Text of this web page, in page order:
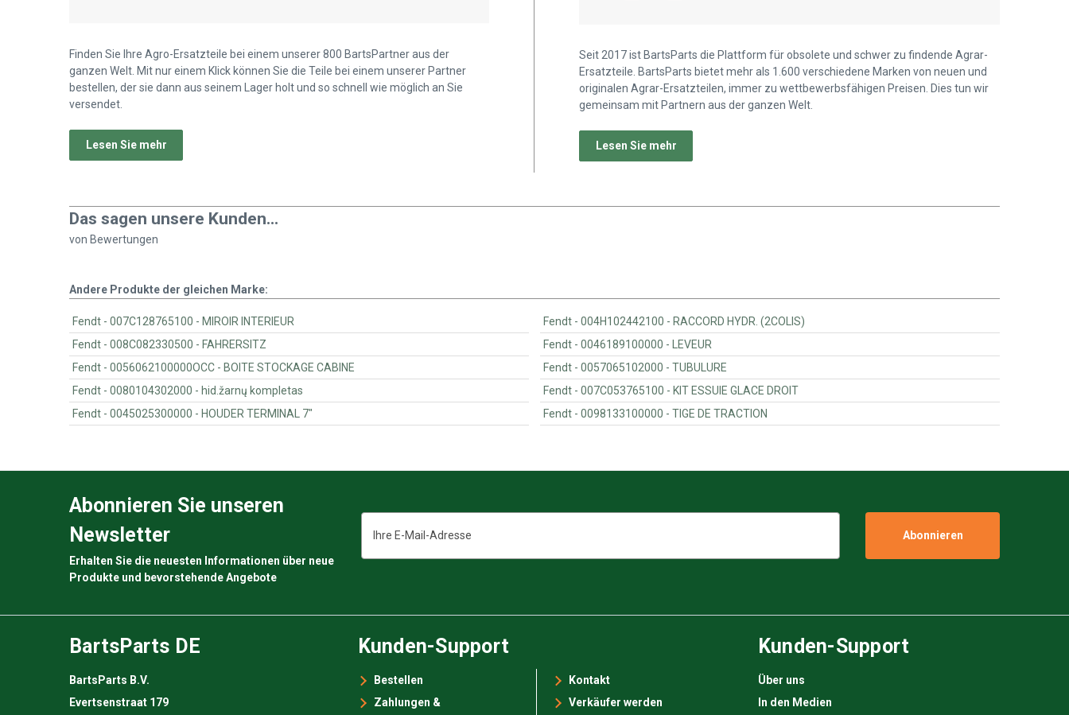
Finden Sie Ihre Agro-Ersatzteile bei einem unserer 800 BartsPartner aus der
ganzen Welt. Mit nur einem Klick können Sie die Teile bei einem unserer Partner
bestellen, der sie dann aus seinem Lager holt und so schnell wie möglich an Sie
versendet.
Lesen Sie mehr
Seit 2017 ist BartsParts die Plattform für obsolete und schwer zu findende Agrar-
Ersatzteile. BartsParts bietet mehr als 1.600 verschiedene Marken von neuen und
originalen Agrar-Ersatzteilen, immer zu wettbewerbsfähigen Preisen. Dies tun wir
gemeinsam mit Partnern aus der ganzen Welt.
Lesen Sie mehr
Das sagen unsere Kunden...
von Bewertungen
Andere Produkte der gleichen Marke:
Fendt - 007C128765100 - MIROIR INTERIEUR
Fendt - 008C082330500 - FAHRERSITZ
Fendt - 0056062100000OCC - BOITE STOCKAGE CABINE
Fendt - 0080104302000 - hid.žarnų kompletas
Fendt - 0045025300000 - HOUDER TERMINAL 7"
Fendt - 004H102442100 - RACCORD HYDR. (2COLIS)
Fendt - 0046189100000 - LEVEUR
Fendt - 0057065102000 - TUBULURE
Fendt - 007C053765100 - KIT ESSUIE GLACE DROIT
Fendt - 0098133100000 - TIGE DE TRACTION
Abonnieren Sie unseren
Newsletter
Erhalten Sie die neuesten Informationen über neue
Produkte und bevorstehende Angebote
Mail-
Kunden-Support
Bestellen
Zahlungen &
Kontakt
Verkäufer werden
Kunden-Support
Über uns
In den Medien
BartsParts DE
BartsParts B.V.
Evertsenstraat 179